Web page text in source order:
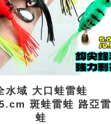
水域 大口蛙雷蛙
斑蛙雷蛙 路亞雷
蛙